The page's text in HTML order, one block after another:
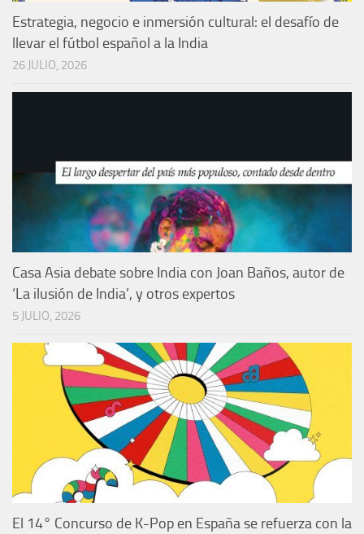
Estrategia, negocio e inmersión cultural: el desafío de
llevar el fútbol español a la India
26 JULIO, 2026
Casa Asia debate sobre India con Joan Baños, autor de
‘La ilusión de India’, y otros expertos
5 JULIO, 2026
El 14° Concurso de K-Pop en España se refuerza con la